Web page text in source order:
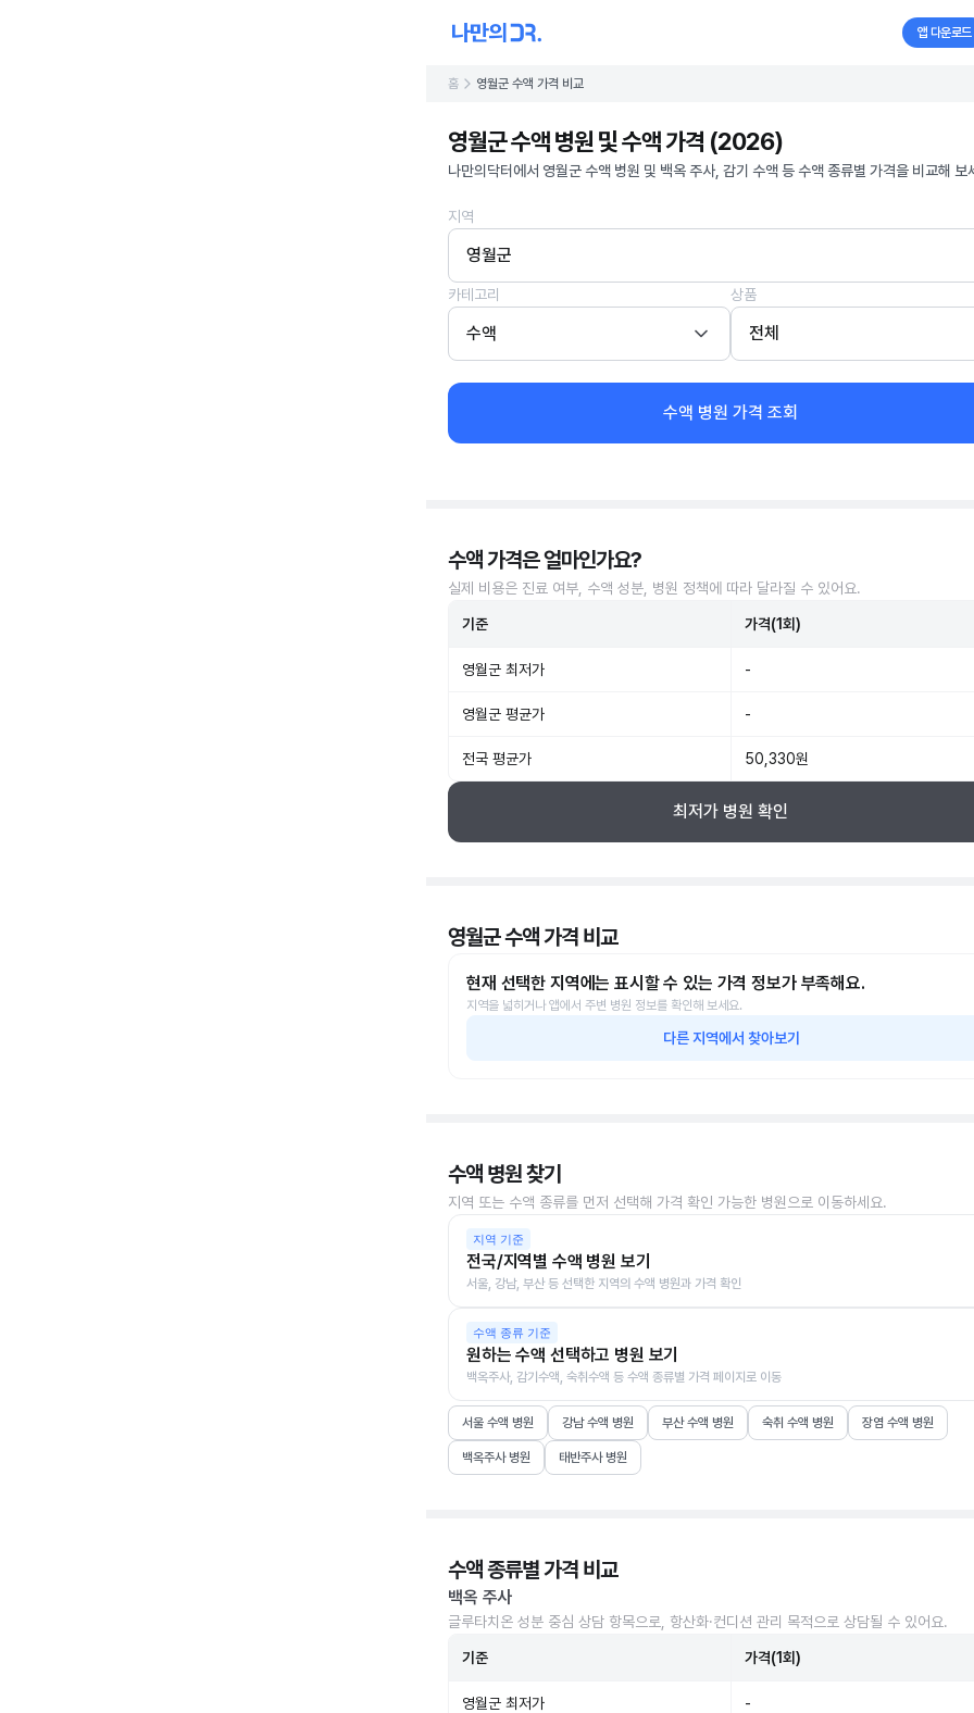
앱 다운로드
홈 영월군 수액 가격 비교
영월군 수액 병원 및 수액 가격 (2026)
나만의닥터에서 영월군 수액 병원 및 백옥 주사, 감기 수액 등 수액 종류별 가격을 비교해 보
지역
영월군
카테고리
수액
상품
전체
수액 병원 가격 조회
수액 가격은 얼마인가요?
실제 비용은 진료 여부, 수액 성분, 병원 정책에 따라 달라질 수 있어요.
기준 가격(1회)
영월군 최저가 -
영월군 평균가 -
전국 평균가 50,330원
최저가 병원 확인
영월군 수액 가격 비교
현재 선택한 지역에는 표시할 수 있는 가격 정보가 부족해요.
지역을 넓히거나 앱에서 주변 병원 정보를 확인해 보세요.
다른 지역에서 찾아보기
수액 병원 찾기
지역 또는 수액 종류를 먼저 선택해 가격 확인 가능한 병원으로 이동하세요.
지역 기준
전국/지역별 수액 병원 보기
서울, 강남, 부산 등 선택한 지역의 수액 병원과 가격 확인
수액 종류 기준
원하는 수액 선택하고 병원 보기
백옥주사, 감기수액, 숙취수액 등 수액 종류별 가격 페이지로 이동
서울 수액 병원 강남 수액 병원 부산 수액 병원 숙취 수액 병원 장염 수액 병원
백옥주사 병원 태반주사 병원
수액 종류별 가격 비교
백옥 주사
글루타치온 성분 중심 상담 항목으로, 항산화·컨디션 관리 목적으로 상담될 수 있어요.
기준 가격(1회)
영월군 최저가 -